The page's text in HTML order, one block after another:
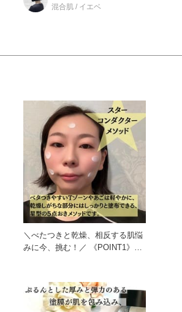
混合肌 / イエベ
＼べたつきと乾燥、相反する肌悩
みに今、挑む！／ 《POINT1》